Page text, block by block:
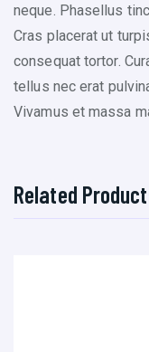
t
i
t
y
neque. Phasellus
Cras placerat ut
consequat tortor.
tellus nec erat
Vivamus et massa
Related